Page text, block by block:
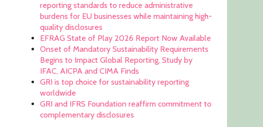
reporting standards to reduce administrative
burdens for EU businesses while maintaining high-
quality disclosures
EFRAG State of Play 2026 Report Now Available
Onset of Mandatory Sustainability Requirements
Begins to Impact Global Reporting, Study by
IFAC, AICPA and CIMA Finds
GRI is top choice for sustainability reporting
worldwide
GRI and IFRS Foundation reaffirm commitment to
complementary disclosures